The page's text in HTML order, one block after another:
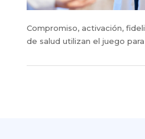
Compromiso, activación,
de salud utilizan el juego